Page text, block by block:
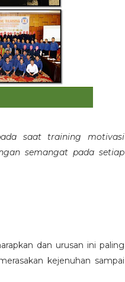
saat training motivasi
semangat pada setiap
dan urusan ini paling
kejenuhan sampai